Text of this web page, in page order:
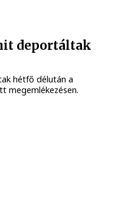
deportáltak
hétfő délután a
megemlékezésen.